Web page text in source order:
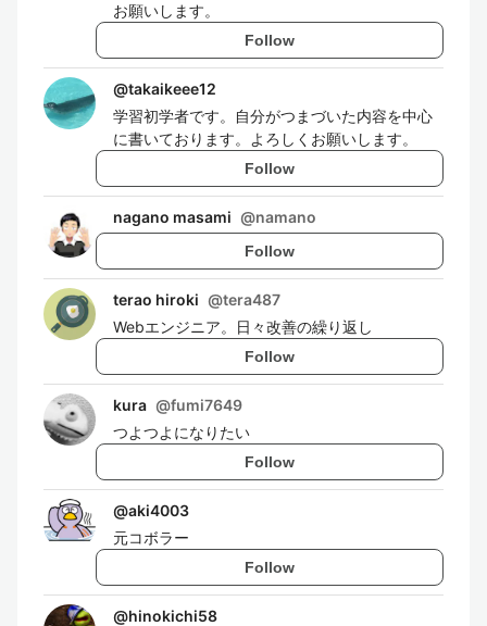
お願いします。
Follow
@takaikeee12
学習初学者です。自分がつまづいた内容を中心
に書いております。よろしくお願いします。
Follow
nagano masami @namano
Follow
terao hiroki @tera487
Webエンジニア。日々改善の繰り返し
Follow
kura @fumi7649
つよつよになりたい
Follow
@aki4003
元コボラー
Follow
@hinokichi58